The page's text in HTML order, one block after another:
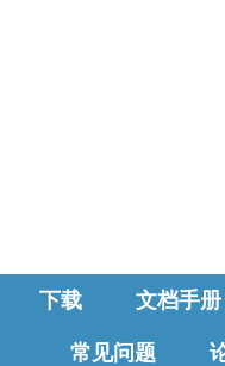
下载 文档手册
常见问题